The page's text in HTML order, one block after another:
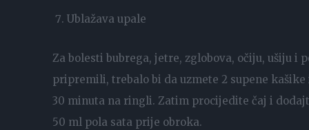
Ublažava upale
Za bolesti bubrega, jetre, zglobova, očiju, ušiju
pripremili, trebalo bi da uzmete 2 supene
30 minuta na ringli. Zatim procijedite čaj i
50 ml pola sata prije obroka.